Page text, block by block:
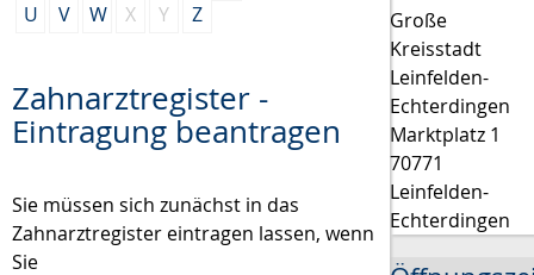
U
V W X Y Z
Zahnarztregister -
Eintragung beantragen
Sie müssen sich zunächst in das
Zahnarztregister eintragen lassen, wenn
Sie
Große
Kreisstadt
Leinfelden-
Echterdingen
Marktplatz 1
70771
Leinfelden-
Echterdingen